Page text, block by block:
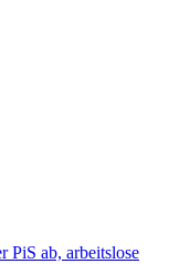
PiS ab, arbeitslose